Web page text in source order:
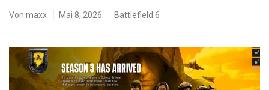
Von maxx Mai 8, 2026 Battlefield 6